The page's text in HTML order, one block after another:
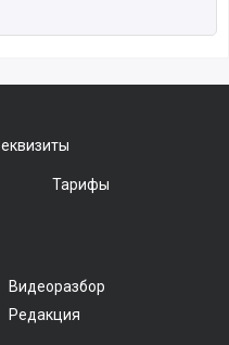
Тарифы
Видеоразбор
Редакция